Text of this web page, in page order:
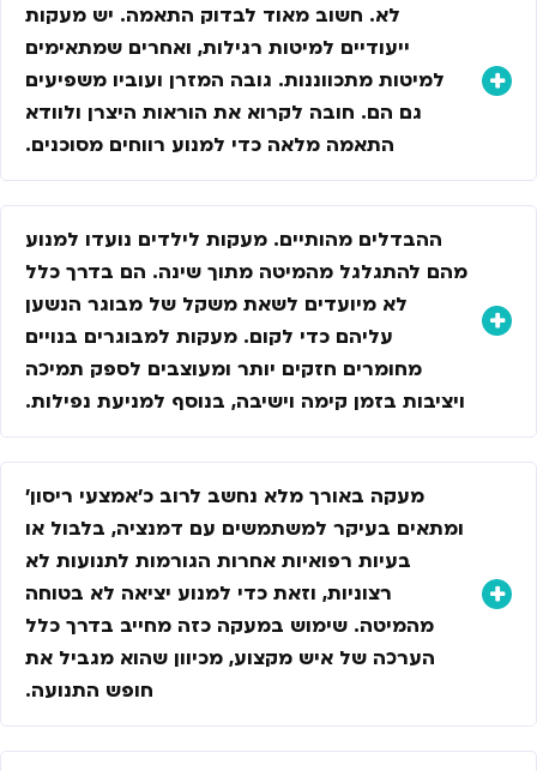
לא. חשוב מאוד לבדוק התאמה. יש מעקות
ייעודיים למיטות רגילות, ואחרים שמתאימים
למיטות מתכווננות. גובה המזרן ועוביו משפיעים
גם הם. חובה לקרוא את הוראות היצרן ולוודא
התאמה מלאה כדי למנוע רווחים מסוכנים.
ההבדלים מהותיים. מעקות לילדים נועדו למנוע
מהם להתגלגל מהמיטה מתוך שינה. הם בדרך כלל
לא מיועדים לשאת משקל של מבוגר הנשען
עליהם כדי לקום. מעקות למבוגרים בנויים
מחומרים חזקים יותר ומעוצבים לספק תמיכה
ויציבות בזמן קימה וישיבה, בנוסף למניעת נפילות.
מעקה באורך מלא נחשב לרוב כ'אמצעי ריסון'
ומתאים בעיקר למשתמשים עם דמנציה, בלבול או
בעיות רפואיות אחרות הגורמות לתנועות לא
רצוניות, וזאת כדי למנוע יציאה לא בטוחה
מהמיטה. שימוש במעקה כזה מחייב בדרך כלל
הערכה של איש מקצוע, מכיוון שהוא מגביל את
חופש התנועה.